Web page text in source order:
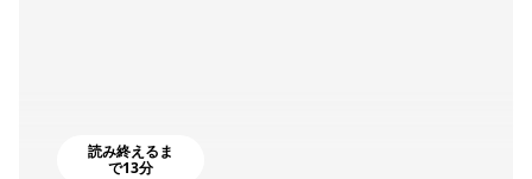
読み終えるま
で13分